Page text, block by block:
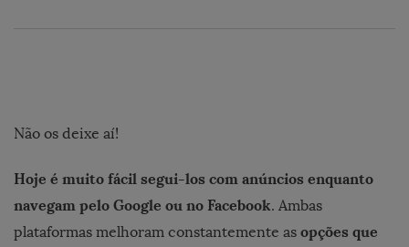
Não os deixe aí!
Hoje é muito fácil segui-los com anúncios enquanto
navegam pelo Google ou no Facebook. Ambas
plataformas melhoram constantemente as opções que